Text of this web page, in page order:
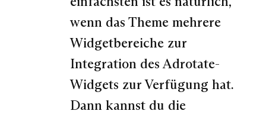
wenn das Theme mehrere
Widgetbereiche zur
Integration des Adrotate-
Widgets zur Verfügung hat.
Dann kannst du die